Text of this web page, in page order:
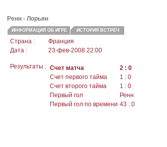
Ренн - Лорьян
ИНФОРМАЦИЯ ОБ ИГРЕ ИСТОРИЯ ВСТРЕЧ
Страна :
Франция
Дата :
23-фев-2008 22:00
Результаты : Счет матча
2 : 0
Счет первого тайма
1 : 0
Счет второго тайма
1 : 0
Первый гол
Ренн
Первый гол по времени 43 : 0